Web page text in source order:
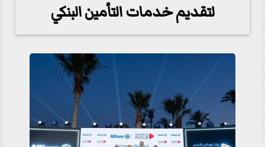
لتقديم خدمات التأمين البنكي